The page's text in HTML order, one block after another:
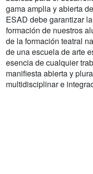
gama amplia y abierta
ESAD debe garantizar
formación de nuestros
de la formación teatral
de una escuela de arte
esencia de cualquier
manifiesta abierta y
multidisciplinar e